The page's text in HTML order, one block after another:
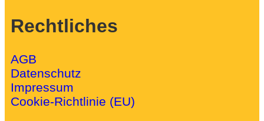
Rechtliches
AGB
Datenschutz
Impressum
Cookie-Richtlinie (EU)